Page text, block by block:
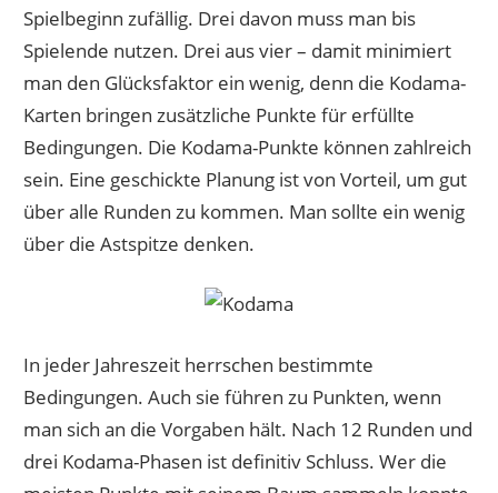
Spielbeginn zufällig. Drei davon muss man bis
Spielende nutzen. Drei aus vier – damit minimiert
man den Glücksfaktor ein wenig, denn die Kodama-
Karten bringen zusätzliche Punkte für erfüllte
Bedingungen. Die Kodama-Punkte können zahlreich
sein. Eine geschickte Planung ist von Vorteil, um gut
über alle Runden zu kommen. Man sollte ein wenig
über die Astspitze denken.
In jeder Jahreszeit herrschen bestimmte
Bedingungen. Auch sie führen zu Punkten, wenn
man sich an die Vorgaben hält. Nach 12 Runden und
drei Kodama-Phasen ist definitiv Schluss. Wer die